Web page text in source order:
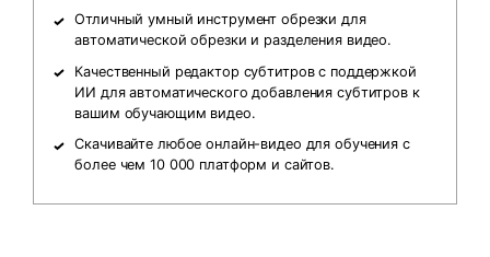
Отличный умный инструмент обрезки для
автоматической обрезки и разделения видео.
Качественный редактор субтитров с поддержкой
ИИ для автоматического добавления субтитров к
вашим обучающим видео.
Скачивайте любое онлайн-видео для обучения с
более чем 10 000 платформ и сайтов.